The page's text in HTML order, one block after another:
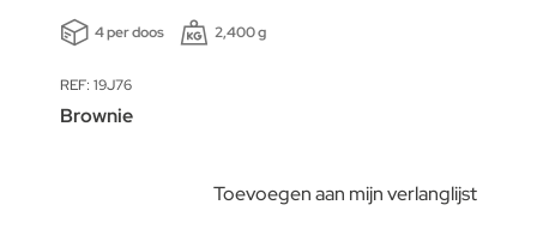
4 per doos 2,400 g
REF: 19J76
Brownie
Toevoegen aan mijn verlanglijst